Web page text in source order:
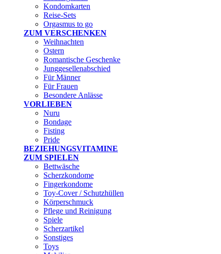
Kondomkarten
Reise-Sets
Orgasmus to go
ZUM VERSCHENKEN
Weihnachten
Ostern
Romantische Geschenke
Junggesellenabschied
Für Männer
Für Frauen
Besondere Anlässe
VORLIEBEN
Nuru
Bondage
Fisting
Pride
BEZIEHUNGSVITAMINE
ZUM SPIELEN
Bettwäsche
Scherzkondome
Fingerkondome
Toy-Cover / Schutzhüllen
Körperschmuck
Pflege und Reinigung
Spiele
Scherzartikel
Sonstiges
Toys